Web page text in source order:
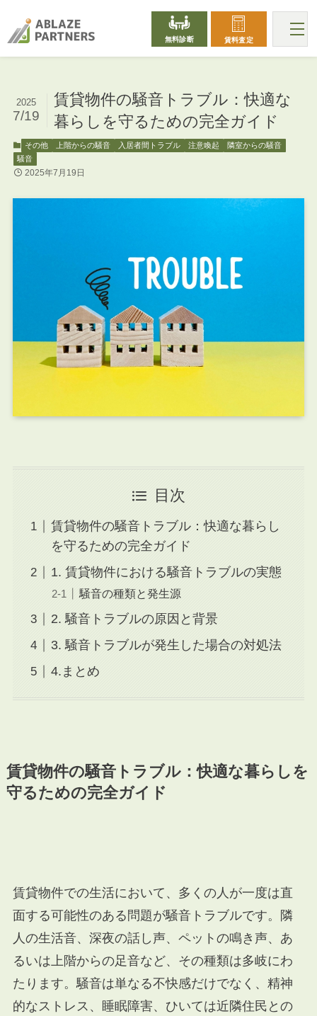
無料診断 賃料査定
賃貸物件の騒音トラブル：快適な
暮らしを守るための完全ガイド
2025
7/19
その他 上階からの騒音 入居者間トラブル 注意喚起
隣室からの騒音
騒音
2025年7月19日
目次
賃貸物件の騒音トラブル：快適な暮らし
を守るための完全ガイド
1. 賃貸物件における騒音トラブルの実態
騒音の種類と発生源
2. 騒音トラブルの原因と背景
3. 騒音トラブルが発生した場合の対処法
4.まとめ
賃貸物件の騒音トラブル：快適な暮らしを
守るための完全ガイド
賃貸物件での生活において、多くの人が一度は直
面する可能性のある問題が騒音トラブルです。隣
人の生活音、深夜の話し声、ペットの鳴き声、あ
るいは上階からの足音など、その種類は多岐にわ
たります。騒音は単なる不快感だけでなく、精神
的なストレス、睡眠障害、ひいては近隣住民との